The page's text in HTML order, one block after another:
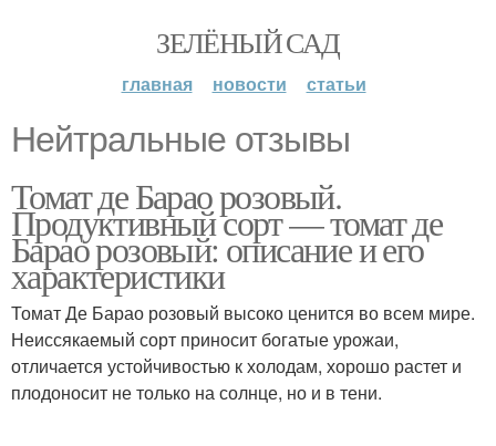
ЗЕЛЁНЫЙ САД
главная новости статьи
Нейтральные отзывы
Томат де Барао розовый.
Продуктивный сорт — томат де
Барао розовый: описание и его
характеристики
Томат Де Барао розовый высоко ценится во всем мире.
Неиссякаемый сорт приносит богатые урожаи,
отличается устойчивостью к холодам, хорошо растет и
плодоносит не только на солнце, но и в тени.